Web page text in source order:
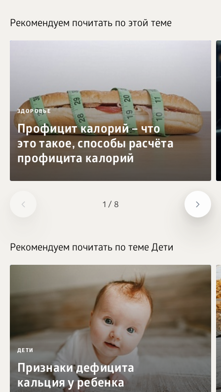
1 / 8
Рекомендуем почитать по этой теме
ЗДОРОВЬЕ
Профицит калорий – что
это такое, способы расчёта
профицита калорий
Рекомендуем почитать по теме Дети
ДЕТИ
Признаки дефицита
кальция у ребенка